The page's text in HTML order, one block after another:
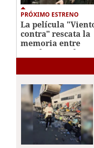
PRÓXIMO ESTRENO
La película
contra" rescata la
memoria entre
Honduras y El